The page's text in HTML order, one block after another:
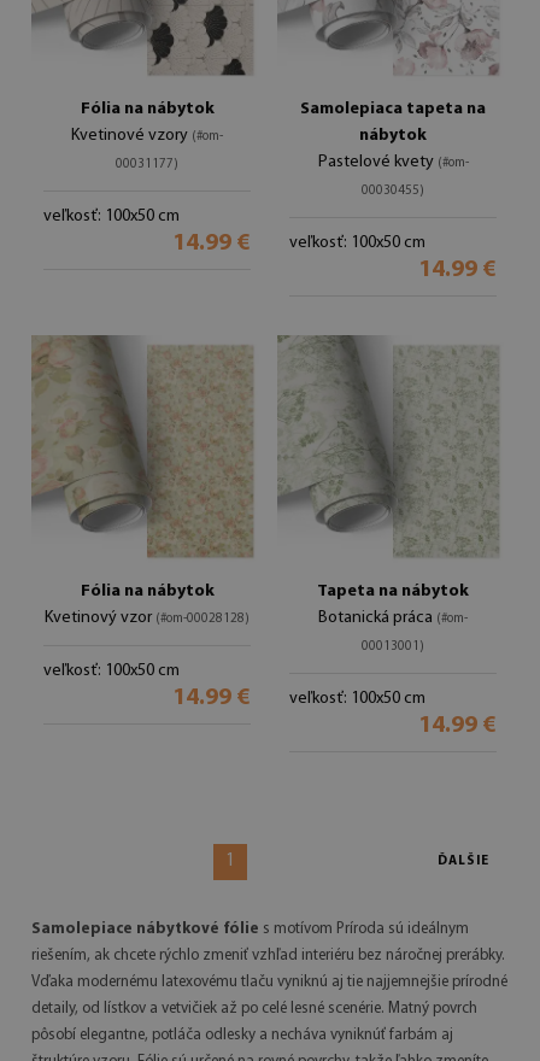
Fólia na nábytok
Kvetinové vzory (#om-
00031177)
veľkosť: 100x50 cm
14.99 €
Samolepiaca tapeta na
nábytok
Pastelové kvety (#om-
00030455)
veľkosť: 100x50 cm
14.99 €
Fólia na nábytok
Kvetinový vzor (#om-00028128)
veľkosť: 100x50 cm
14.99 €
Tapeta na nábytok
Botanická práca (#om-
00013001)
veľkosť: 100x50 cm
14.99 €
1 ĎALŠIE
Samolepiace nábytkové fólie s motívom Príroda sú ideálnym
riešením, ak chcete rýchlo zmeniť vzhľad interiéru bez náročnej prerábky.
Vďaka modernému latexovému tlaču vyniknú aj tie najjemnejšie prírodné
detaily, od lístkov a vetvičiek až po celé lesné scenérie. Matný povrch
pôsobí elegantne, potláča odlesky a necháva vyniknúť farbám aj